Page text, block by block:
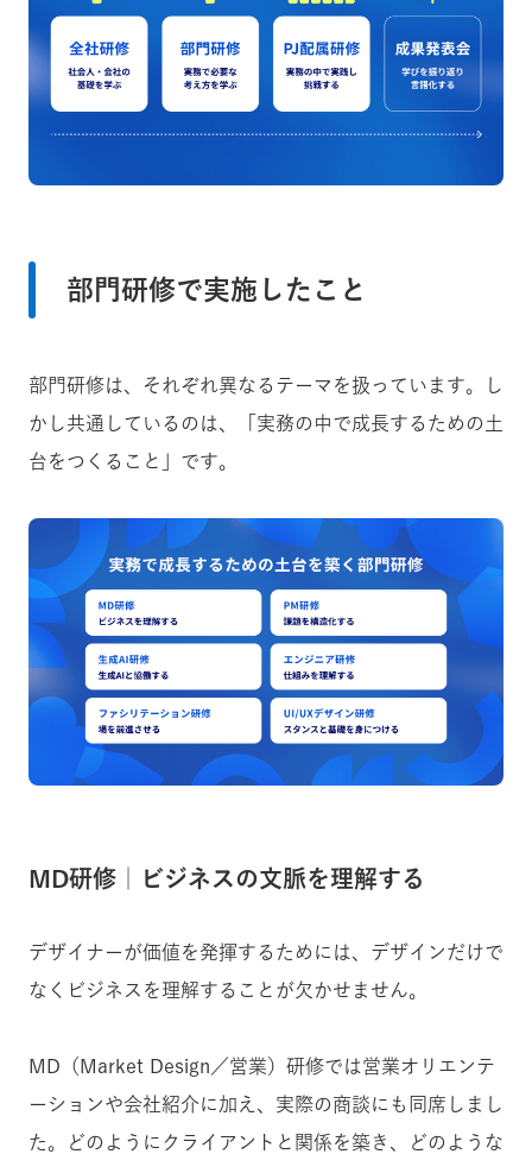
部門研修で実施したこと
部門研修は、それぞれ異なるテーマを扱っています。し
かし共通しているのは、「実務の中で成長するための土
台をつくること」です。
MD研修｜ビジネスの文脈を理解する
デザイナーが価値を発揮するためには、デザインだけで
なくビジネスを理解することが欠かせません。
MD（Market Design／営業）研修では営業オリエンテ
ーションや会社紹介に加え、実際の商談にも同席しまし
た。どのようにクライアントと関係を築き、どのような